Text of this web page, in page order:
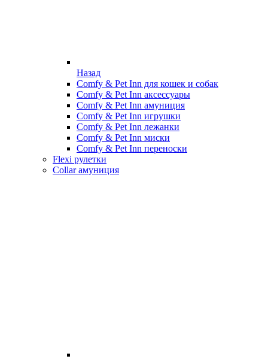
Назад
Comfy & Pet Inn для кошек и собак
Comfy & Pet Inn аксессуары
Comfy & Pet Inn амуниция
Comfy & Pet Inn игрушки
Comfy & Pet Inn лежанки
Comfy & Pet Inn миски
Comfy & Pet Inn переноски
Flexi рулетки
Collar амуниция